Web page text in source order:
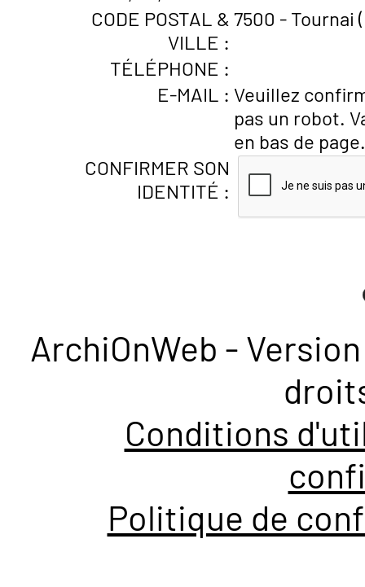
CODE POSTAL &
VILLE :
7500 - Tournai
TÉLÉPHONE :
E-MAIL : Veuillez
pas un robot.
en bas de page.
CONFIRMER SON
IDENTITÉ :
ArchiOnWeb -
Conditions
Politique de